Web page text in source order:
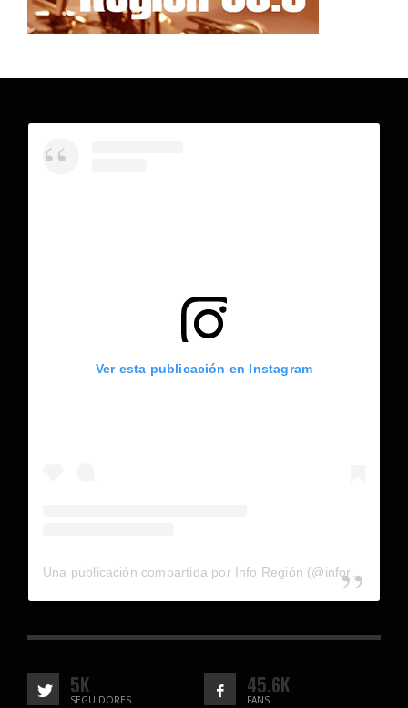
Ver esta publicación en Instagram
5K
SEGUIDORES
45.6K
FANS